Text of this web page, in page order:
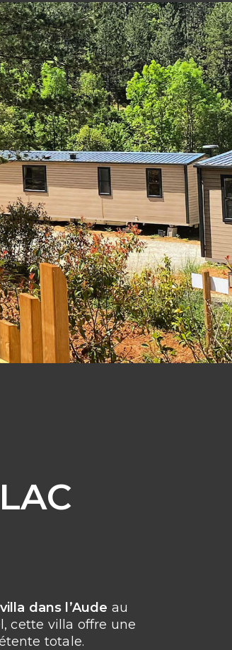
dans l’Aude au
cette villa offre une
totale.